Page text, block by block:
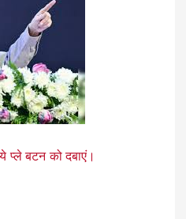
बटन को दबाएं।